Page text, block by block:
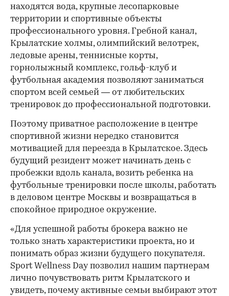
находятся вода, крупные лесопарковые
территории и спортивные объекты
профессионального уровня. Гребной канал,
Крылатские холмы, олимпийский велотрек,
ледовые арены, теннисные корты,
горнолыжный комплекс, гольф-клуб и
футбольная академия позволяют заниматься
спортом всей семьей — от любительских
тренировок до профессиональной подготовки.
Поэтому приватное расположение в центре
спортивной жизни нередко становится
мотивацией для переезда в Крылатское. Здесь
будущий резидент может начинать день с
пробежки вдоль канала, возить ребенка на
футбольные тренировки после школы, работать
в деловом центре Москвы и возвращаться в
спокойное природное окружение.
«Для успешной работы брокера важно не
только знать характеристики проекта, но и
понимать образ жизни будущего покупателя.
Sport Wellness Day позволил нашим партнерам
лично почувствовать ритм Крылатского и
увидеть, почему активные семьи выбирают этот